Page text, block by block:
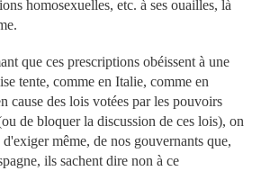
homosexuelles, etc. à ses ouailles, là
que ces prescriptions obéissent à une
tente, comme en Italie, comme en
cause des lois votées par les pouvoirs
de bloquer la discussion de ces lois), on
même, de nos gouvernants que,
ils sachent dire non à ce